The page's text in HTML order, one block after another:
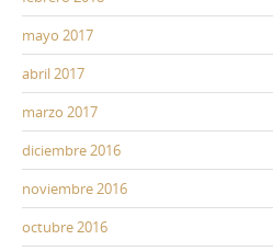
mayo 2017
abril 2017
marzo 2017
diciembre 2016
noviembre 2016
octubre 2016